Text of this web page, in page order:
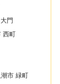
門
西町
潮市 緑町